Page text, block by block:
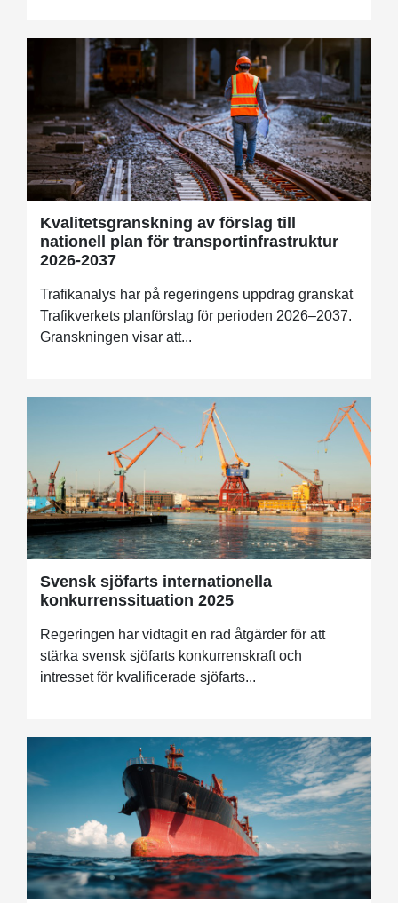
Kvalitetsgranskning av förslag till
nationell plan för transportinfrastruktur
2026-2037
Trafikanalys har på regeringens uppdrag granskat
Trafikverkets planförslag för perioden 2026–2037.
Granskningen visar att...
Svensk sjöfarts internationella
konkurrenssituation 2025
Regeringen har vidtagit en rad åtgärder för att
stärka svensk sjöfarts konkurrenskraft och
intresset för kvalificerade sjöfarts...